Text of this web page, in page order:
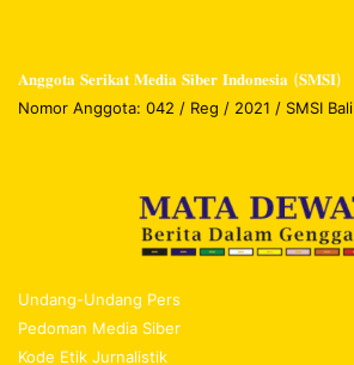
𝐀𝐧𝐠𝐠𝐨𝐭𝐚 𝐒𝐞𝐫𝐢𝐤𝐚𝐭 𝐌𝐞𝐝𝐢𝐚 𝐒𝐢𝐛𝐞𝐫 𝐈𝐧𝐝𝐨𝐧𝐞𝐬𝐢𝐚 (𝐒𝐌𝐒𝐈)
Nomor Anggota: 042 / Reg / 2021 / SMSI Bali
Undang-Undang Pers
Pedoman Media Siber
Kode Etik Jurnalistik